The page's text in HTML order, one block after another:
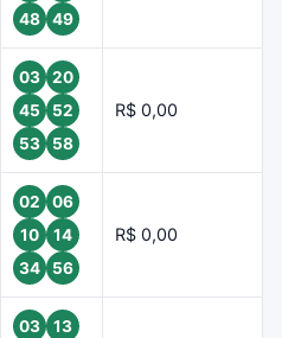
48
49
03
20
45
52
53
58
R$ 0,00
02
06
10
14
34
56
R$ 0,00
03
13